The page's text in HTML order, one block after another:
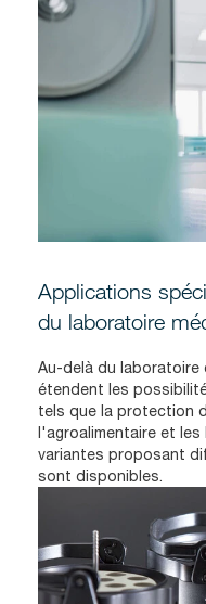
Applications
du laboratoire
Au-delà du laboratoire
étendent les
tels que la protection
l'agroalimentaire et
variantes proposant
sont disponibles.